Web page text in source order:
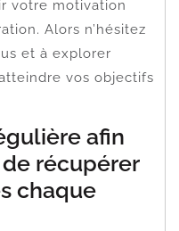
votre motivation
Alors n’hésitez
et à explorer
vos objectifs
afin
récupérer
chaque